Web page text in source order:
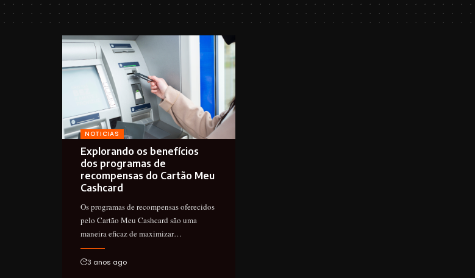
NOTICIAS
Explorando os benefícios
dos programas de
recompensas do Cartão Meu
Cashcard
Os programas de recompensas oferecidos
pelo Cartão Meu Cashcard são uma
maneira eficaz de maximizar…
3 anos ago